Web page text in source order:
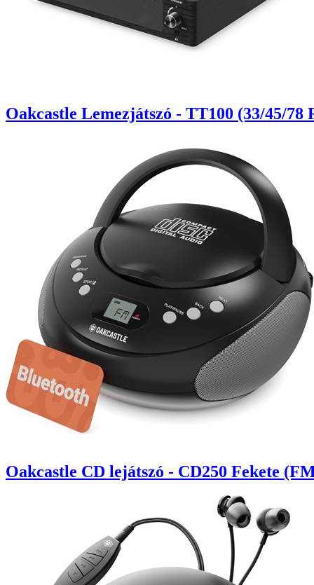
Oakcastle Lemezjátszó - TT100 (33/45/
Oakcastle CD lejátszó - CD250 Fekete